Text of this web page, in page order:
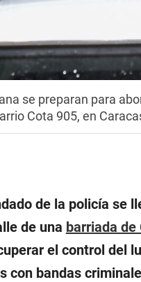
se preparan para
Cota 905, en
de la policía se
de una barriada de
el control del
con bandas